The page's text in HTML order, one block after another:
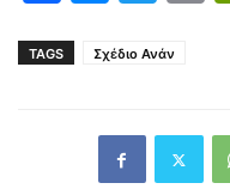
TAGS Σχέδιο Ανάν